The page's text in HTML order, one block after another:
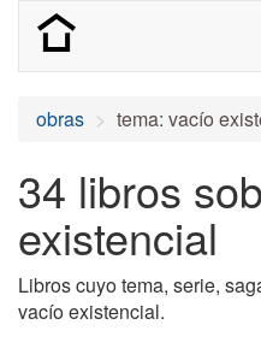
obras tema: vacío
34 libros
existencial
Libros cuyo tema, serie,
vacío existencial.